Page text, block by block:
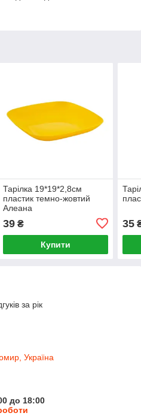
Тарілка 19*19*2,8см
пластик темно-жовтий
Алеана
39₴
Купити
35
за рік
Україна
до 18:00